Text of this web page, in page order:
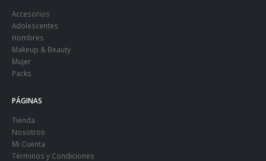
Accesorios
Adolescentes
Hombres
Makeup & Beauty
Mujer
Packs
PÁGINAS
Tienda
Nosotros
Mi Cuenta
Términos y Condiciones